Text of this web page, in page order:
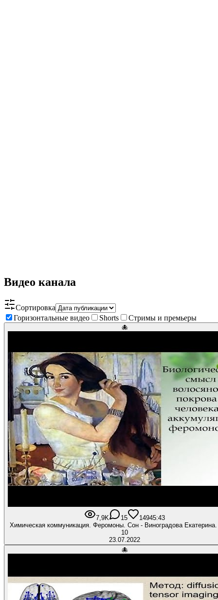
Видео канала
Сортировка
Горизонтальные видео
Shorts Стримы и премьеры
🐙
7,9K 15 14945:43
Химическая коммуникация. Феромоны. Сон - Виноградова
10
23.07.2022
🐙